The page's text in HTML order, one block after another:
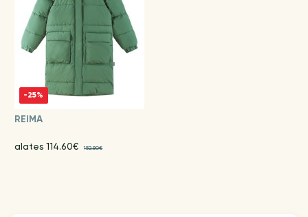
-25%
REIMA
alates 114.60€ 152.80€